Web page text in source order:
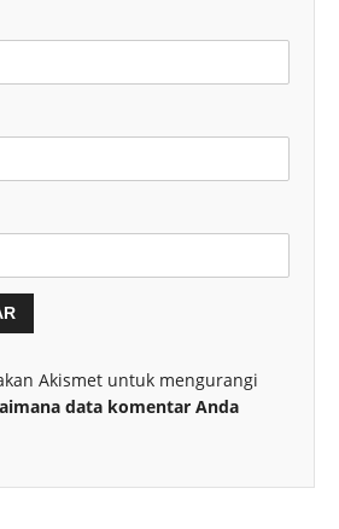
Akismet untuk mengurangi
data komentar Anda